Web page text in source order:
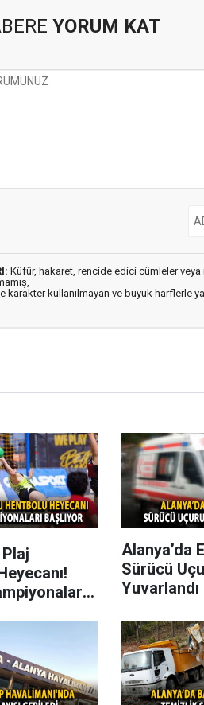
YORUM KAT
Küfür, hakaret, rencide edici cümleler veya
karakter kullanılmayan ve büyük harflerle
Alanya’da
Sürücü
Yuvarlandı